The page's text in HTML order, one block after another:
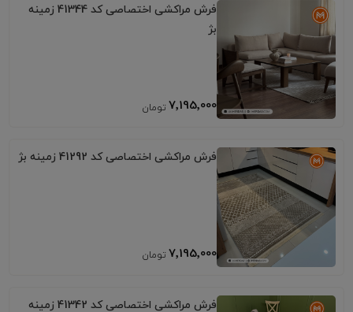
فرش مراکشی اختصاصی کد 41344 زمینه
بژ
7٬195٬000
فرش مراکشی اختصاصی کد 41292 زمینه بژ
7٬195٬000
فرش مراکشی اختصاصی کد 41342 زمینه